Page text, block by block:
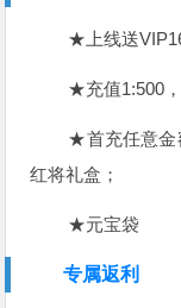
★上线送
★充值1:500
★首充任意金
红将礼盒；
★元宝袋
专属返利